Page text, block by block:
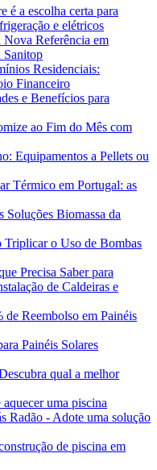
é a escolha certa para
e elétricos
Referência em
Sanitop
Residenciais:
Financeiro
e Benefícios para
ao Fim do Mês com
Equipamentos a Pellets ou
Térmico em Portugal: as
Soluções Biomassa da
Triplicar o Uso de Bombas
Precisa Saber para
de Caldeiras e
Reembolso em Painéis
Painéis Solares
qual a melhor
uma piscina
Radão - Adote uma solução
de piscina em